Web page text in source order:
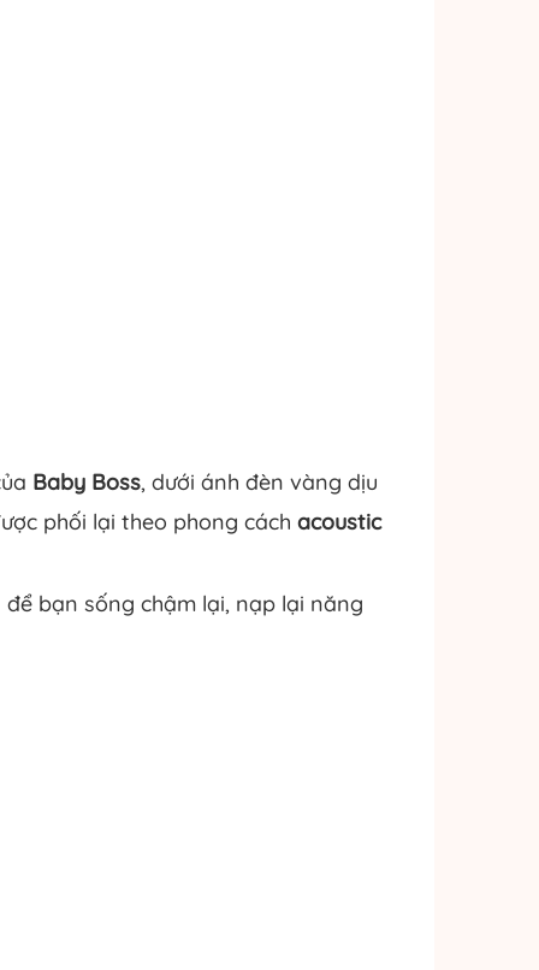
Baby Boss, dưới ánh đèn vàng dịu
phối lại theo phong cách acoustic
bạn sống chậm lại, nạp lại năng